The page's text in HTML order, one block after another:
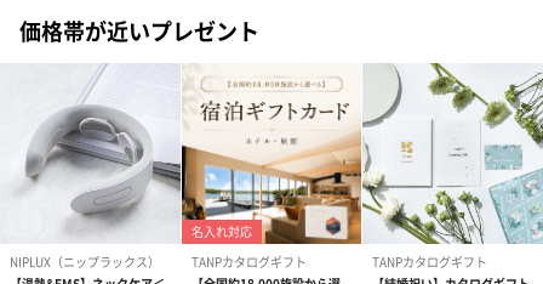
※9-15時にご注文いただく場合、最短のお届け可能日が通常より
も1日遅くなります。
価格帯が近いプレゼント